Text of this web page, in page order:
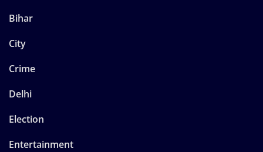
Bihar
City
Crime
Delhi
Election
Entertainment